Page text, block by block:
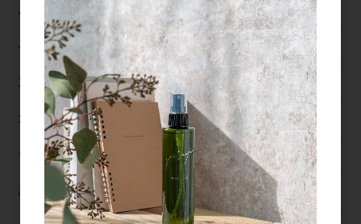
パーマ
ヘアケア
スタイリング
コスメ
サロンツール
ご契約商品